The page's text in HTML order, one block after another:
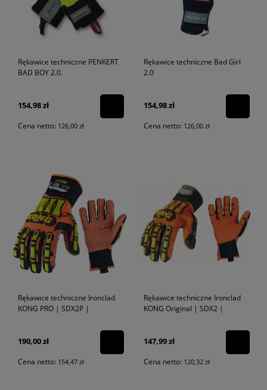
Rękawice techniczne PENKERT
BAD BOY 2.0.
154,98 zł
Cena netto: 126,00 zł
Rękawice techniczne Bad Girl
2.0
154,98 zł
Cena netto: 126,00 zł
Rękawice techniczne Ironclad
KONG PRO | SDX2P |
190,00 zł
Cena netto: 154,47 zł
Rękawice techniczne Ironclad
KONG Original | SDX2 |
147,99 zł
Cena netto: 120,32 zł